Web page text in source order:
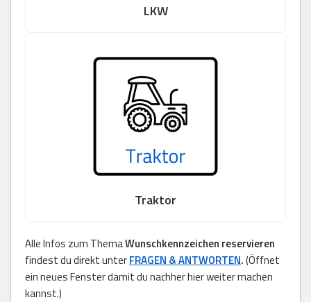
LKW
Traktor
Alle Infos zum ThemaWunschkennzeichen reservieren
findest du direkt unterFRAGEN & ANTWORTEN.(Öffnet
ein neues Fenster damit du nachher hier weiter machen
kannst.)